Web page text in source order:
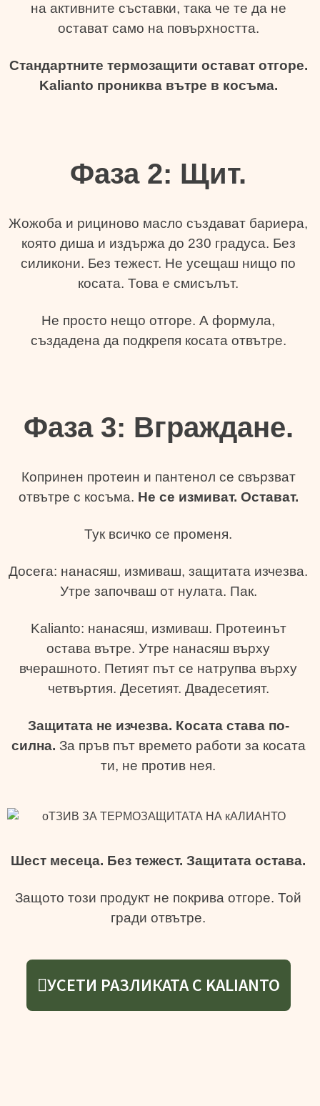
на активните съставки, така че те да не
остават само на повърхността.
Стандартните термозащити остават отгоре.
Kalianto прониква вътре в косъма.
Фаза 2: Щит.
Жожоба и рициново масло създават бариера,
която диша и издържа до 230 градуса. Без
силикони. Без тежест. Не усещаш нищо по
косата. Това е смисълът.
Не просто нещо отгоре. А формула,
създадена да подкрепя косата отвътре.
Фаза 3: Вграждане.
Копринен протеин и пантенол се свързват
отвътре с косъма. Не се измиват. Остават.
Тук всичко се променя.
Досега: нанасяш, измиваш, защитата изчезва.
Утре започваш от нулата. Пак.
Kalianto: нанасяш, измиваш. Протеинът
остава вътре. Утре нанасяш върху
вчерашното. Петият път се натрупва върху
четвъртия. Десетият. Двадесетият.
Защитата не изчезва. Косата става по-
силна. За пръв път времето работи за косата
ти, не против нея.
Шест месеца. Без тежест. Защитата остава.
Защото този продукт не покрива отгоре. Той
гради отвътре.
УСЕТИ РАЗЛИКАТА С KALIANTO